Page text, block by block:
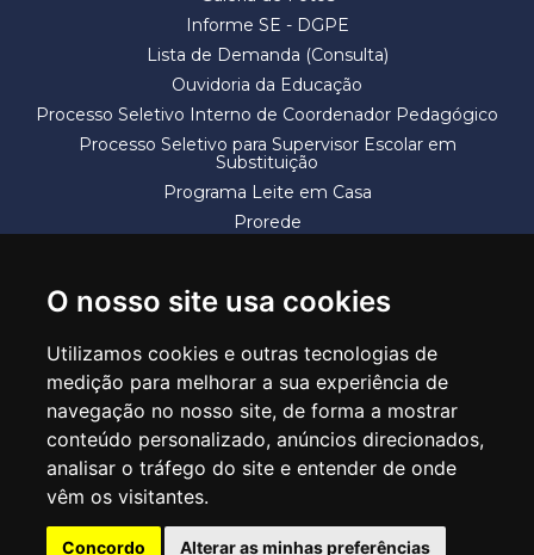
O nosso site usa cookies
Utilizamos cookies e outras tecnologias de
medição para melhorar a sua experiência de
navegação no nosso site, de forma a mostrar
conteúdo personalizado, anúncios direcionados,
analisar o tráfego do site e entender de onde
vêm os visitantes.
Concordo Alterar as minhas preferências
Informe SE - DGPE
Lista de Demanda (Consulta)
Ouvidoria da Educação
Processo Seletivo Interno de Coordenador Pedagógico
Processo Seletivo para Supervisor Escolar em
Substituição
Programa Leite em Casa
Prorede
SECRETARIA DE EDUCAÇÃO
Rua Claudino Barbosa, 313 - Macedo - Guarulhos/SP CEP 07113-040
Central de Atendimento: *55 11 2475-7300